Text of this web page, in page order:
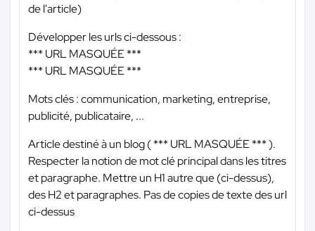
de l'article)
Développer les urls ci-dessous :
*** URL MASQUÉE ***
*** URL MASQUÉE ***
Mots clés : communication, marketing, entreprise,
publicité, publicataire, ...
Article destiné à un blog (*** URL MASQUÉE ***).
Respecter la notion de mot clé principal dans les titres
et paragraphe. Mettre un H1 autre que (ci-dessus),
des H2 et paragraphes. Pas de copies de texte des url
ci-dessus